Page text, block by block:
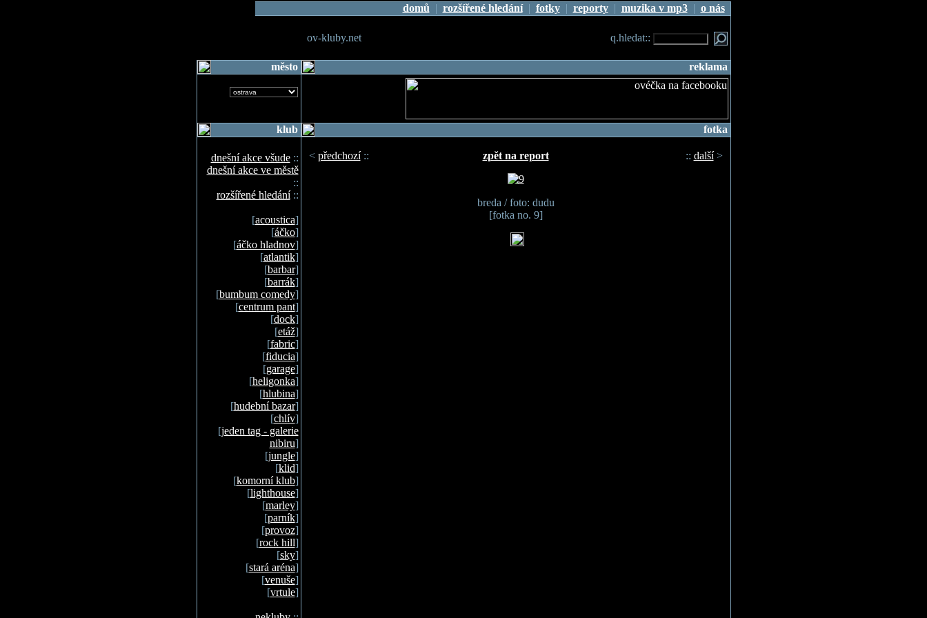
domů | rozšířené hledání| fotky| reporty| muzika v mp3| o nás
ov-kluby.net q.hledat::
město reklama
klub
dnešní akce všude::
dnešní akce ve městě
::
rozšířené hledání::
[acoustica]
[áčko]
[áčko hladnov]
[atlantik]
[barbar]
[barrák]
[bumbum comedy]
[centrum pant]
[dock]
[etáž]
[fabric]
[fiducia]
[garage]
[heligonka]
[hlubina]
[hudební bazar]
[chlív]
[jeden tag - galerie
nibiru]
[jungle]
[klid]
[komorní klub]
[lighthouse]
[marley]
[parník]
[provoz]
[rock hill]
[sky]
[stará aréna]
[venuše]
[vrtule]
fotka
< předchozí:: zpět na report :: další>
breda / foto: dudu
[fotka no. 9]